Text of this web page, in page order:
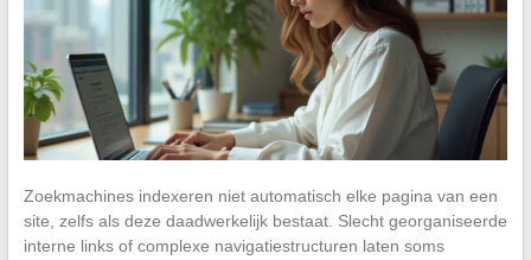
Zoekmachines indexeren niet automatisch elke pagina van een
site, zelfs als deze daadwerkelijk bestaat. Slecht georganiseerde
interne links of complexe navigatiestructuren laten soms